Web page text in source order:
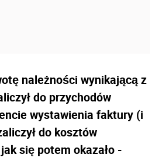
należności wynikającą z
do przychodów
wystawienia faktury (i
do kosztów
się potem okazało -